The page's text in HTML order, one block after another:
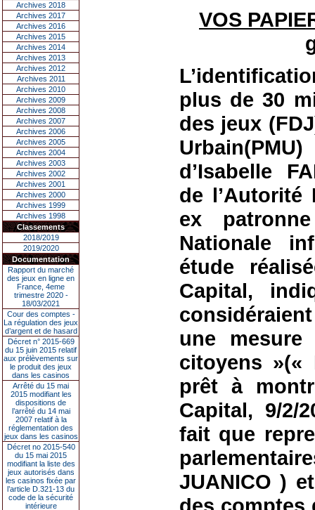
Archives 2018
Archives 2017
Archives 2016
Archives 2015
Archives 2014
Archives 2013
Archives 2012
Archives 2011
Archives 2010
Archives 2009
Archives 2008
Archives 2007
Archives 2006
Archives 2005
Archives 2004
Archives 2003
Archives 2002
Archives 2001
Archives 2000
Archives 1999
Archives 1998
Classements
2018/2019
2019/2020
Documentation
Rapport du marché
des jeux en ligne en
France, 4eme
trimestre 2020 -
18/03/2021
Cour des comptes -
La régulation des jeux
d’argent et de hasard
Décret n° 2015-669
du 15 juin 2015 relatif
aux prélèvements sur
le produit des jeux
dans les casinos
Arrêté du 15 mai
2015 modifiant les
dispositions de
l’arrêté du 14 mai
2007 relatif à la
réglementation des
jeux dans les casinos
Décret no 2015-540
du 15 mai 2015
modifiant la liste des
jeux autorisés dans
les casinos fixée par
l’article D.321-13 du
code de la sécurité
intérieure
VOS
plus de 30
des jeux
d’Isabelle
de
ex
Nationale
étude
Capital,
une
citoyens »(«
prêt à
Capital, 9/2/
fait que
JUANICO )